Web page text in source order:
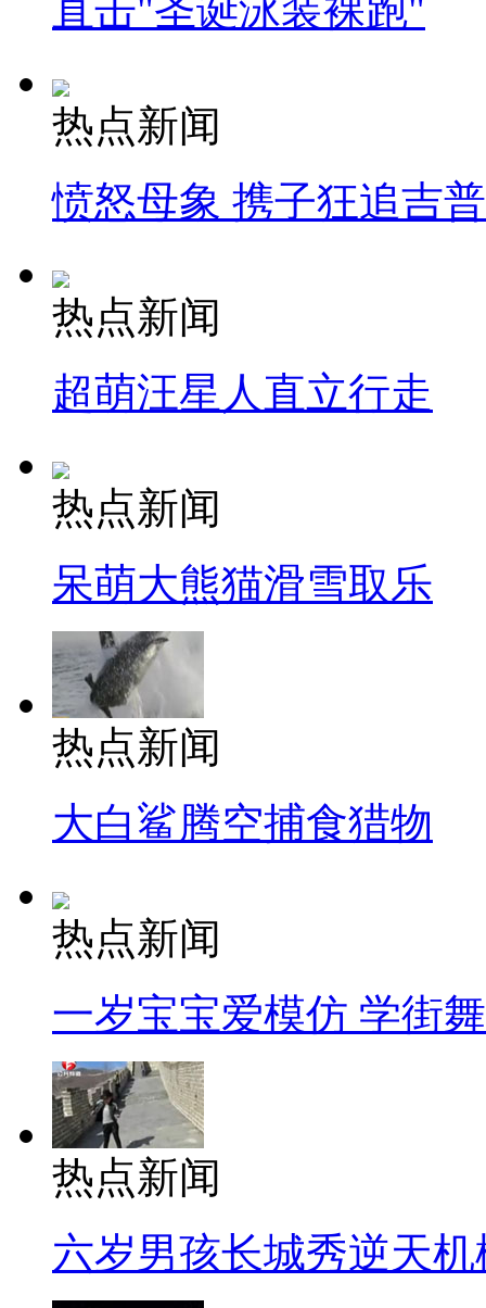
直击"圣诞泳装裸跑"
热点新闻
愤怒母象 携子狂追吉
热点新闻
超萌汪星人直立行走
热点新闻
呆萌大熊猫滑雪取乐
热点新闻
大白鲨腾空捕食猎物
热点新闻
一岁宝宝爱模仿 学街
热点新闻
六岁男孩长城秀逆天机